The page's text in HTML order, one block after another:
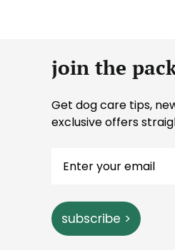
join the
Get dog care tips,
exclusive offers
subscribe >